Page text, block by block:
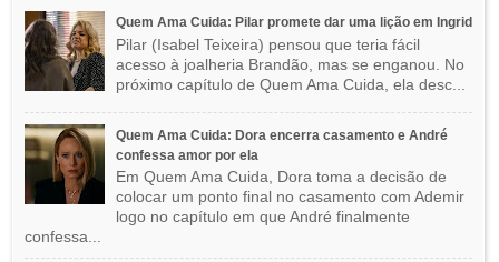
Quem Ama Cuida: Pilar promete dar uma lição em Ingrid
Pilar (Isabel Teixeira) pensou que teria fácil
acesso à joalheria Brandão, mas se enganou. No
próximo capítulo de Quem Ama Cuida, ela desc...
Quem Ama Cuida: Dora encerra casamento e André
confessa amor por ela
Em Quem Ama Cuida, Dora toma a decisão de
colocar um ponto final no casamento com Ademir
logo no capítulo em que André finalmente
confessa...